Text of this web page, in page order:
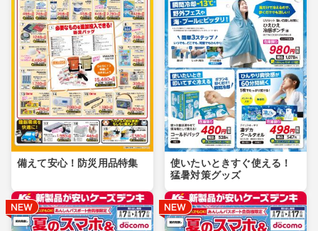
備えて安心！防災用品特集
使いたいときすぐ使える！
猛暑対策グッズ